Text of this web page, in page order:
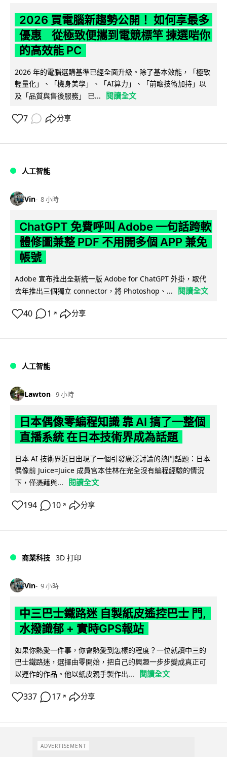
2026 買電腦新趨勢公開！ 如何享最多
優惠 從極致便攜到電競標竿 揀選啱你
的高效能 PC
2026 年的電腦選購基準已經全面升級。除了基本效能，「極致
輕量化」、「機身美學」、「AI算力」、「前瞻技術加持」以
及「品質與售後服務」 已...
閱讀全文
7 分享
人工智能
Vin 8 小時
ChatGPT 免費呼叫 Adobe 一句話跨軟
體修圖兼整 PDF 不用開多個 APP 兼免
帳號
Adobe 宣布推出全新統一版 Adobe for ChatGPT 外掛，取代
去年推出三個獨立 connector，將 Photoshop、...
閱讀全文
40 1 ↗ 分享
人工智能
Lawton 9 小時
日本偶像零編程知識 靠 AI 搞了一整個
直播系統 在日本技術界成為話題
日本 AI 技術界近日出現了一個引發廣泛討論的熱門話題：日本
偶像前 Juice=Juice 成員宮本佳林在完全沒有編程經驗的情況
下，僅憑藉與...
閱讀全文
194 10 ↗ 分享
商業科技 3D 打印
Vin 9 小時
中三巴士鐵路迷 自製紙皮遙控巴士 門,
水撥識郁 + 實時GPS報站
如果你熱愛一件事，你會熱愛到怎樣的程度？一位就讀中三的
巴士鐵路迷，選擇由零開始，把自己的興趣一步步變成真正可
以運作的作品。他以紙皮親手製作出...
閱讀全文
337 17 ↗ 分享
ADVERTISEMENT